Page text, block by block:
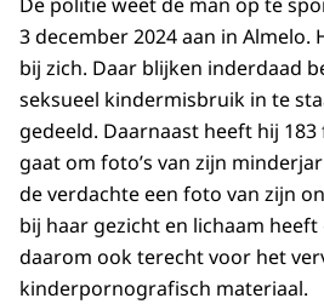
De politie weet de man op te
3 december 2024 aan in Almelo.
bij zich. Daar blijken inderdaad
seksueel kindermisbruik in te
gedeeld. Daarnaast heeft hij
gaat om foto’s van zijn
de verdachte een foto van zijn
bij haar gezicht en lichaam
daarom ook terecht voor het
kinderpornografisch materiaal.